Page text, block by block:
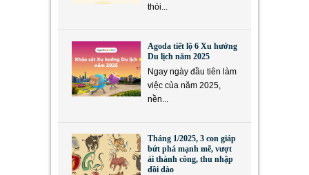
thói...
Agoda tiết lộ 6 Xu hướng
Du lịch năm 2025
Ngay ngày đầu tiên làm
việc của năm 2025,
nền...
Tháng 1/2025, 3 con giáp
bứt phá mạnh mẽ, vượt
ải thành công, thu nhập
dồi dào